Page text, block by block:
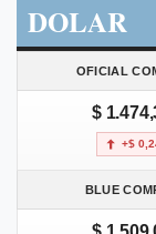
DOLAR
OFICIAL
$
+$
BLUE